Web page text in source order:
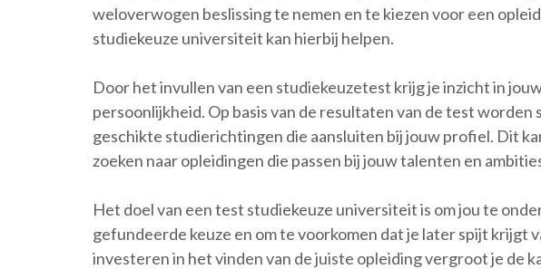
weloverwogen beslissing te nemen en te kiezen voor een
studiekeuze universiteit kan hierbij helpen.
Door het invullen van een studiekeuzetest krijg je inzicht in
persoonlijkheid. Op basis van de resultaten van de test worden
geschikte studierichtingen die aansluiten bij jouw profiel. Dit
zoeken naar opleidingen die passen bij jouw talenten en
Het doel van een test studiekeuze universiteit is om jou te
gefundeerde keuze en om te voorkomen dat je later spijt krijgt
investeren in het vinden van de juiste opleiding vergroot je de